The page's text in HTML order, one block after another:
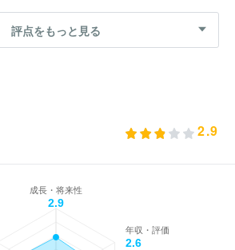
評点をもっと見る
2.9
成長・将来性
2.9
年収・評価
2.6